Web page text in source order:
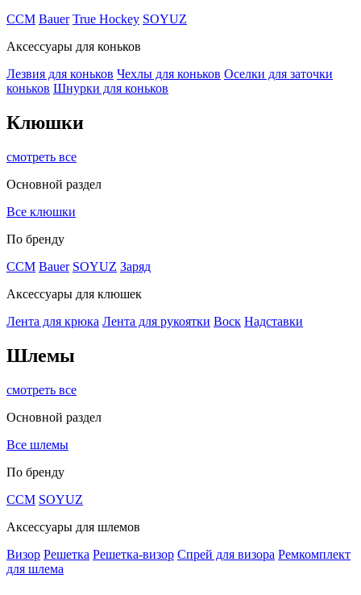
ССМ Bauer True Hockey SOYUZ
Аксессуары для коньков
Лезвия для коньков Чехлы для коньков Оселки для заточки
коньков Шнурки для коньков
Клюшки
смотреть все
Основной раздел
Все клюшки
По бренду
CCM Bauer SOYUZ Заряд
Аксессуары для клюшек
Лента для крюка Лента для рукоятки Воск Надставки
Шлемы
смотреть все
Основной раздел
Все шлемы
По бренду
CCM SOYUZ
Аксессуары для шлемов
Визор Решетка Решетка-визор Спрей для визора Ремкомплект
для шлема